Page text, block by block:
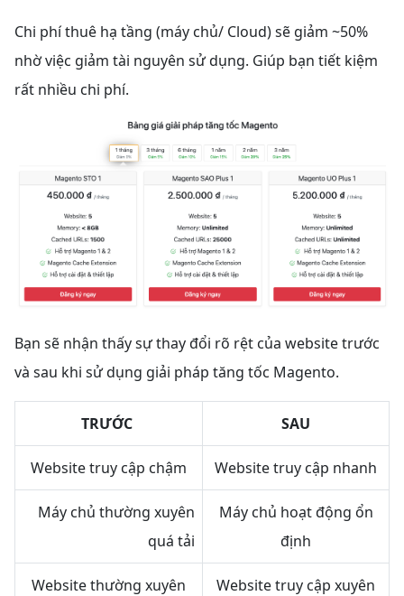
Chi phí thuê hạ tầng (máy chủ/ Cloud) sẽ giảm ~50%
nhờ việc giảm tài nguyên sử dụng. Giúp bạn tiết kiệm
rất nhiều chi phí.
Bạn sẽ nhận thấy sự thay đổi rõ rệt của website trước
và sau khi sử dụng giải pháp tăng tốc Magento.
TRƯỚC SAU
Website truy cập chậm Website truy cập nhanh
Máy chủ thường xuyên
quá tải
Máy chủ hoạt động ổn
định
Website thường xuyên Website truy cập xuyên